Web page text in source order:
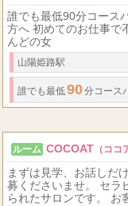
誰でも最低90分コース
方へ 初めてのお仕事で
んどの女
山陽姫路駅
誰でも最低90分コース
ルーム COCOAT （ココ
まずは見学、お話しだ
募くださいませ。 セラ
られたサロンです。 お